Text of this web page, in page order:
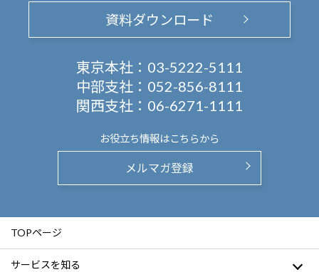
資料ダウンロード
東京本社： 03-5222-5111
中部支社： 052-856-8111
関西支社： 06-6271-1111
お役立ち情報はこちらから
メルマガ登録
TOPページ
サービスを知る